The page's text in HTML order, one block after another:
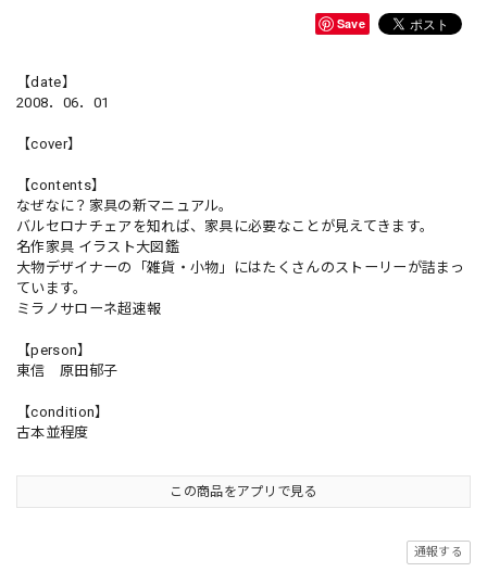
Save
【date】
2008．06．01
【cover】
【contents】
なぜなに？家具の新マニュアル。
バルセロナチェアを知れば、家具に必要なことが見えてきます。
名作家具 イラスト大図鑑
大物デザイナーの「雑貨・小物」にはたくさんのストーリーが詰まっ
ています。
ミラノサローネ超速報
【person】
東信 原田郁子
【condition】
古本並程度
この商品をアプリで見る
通報する